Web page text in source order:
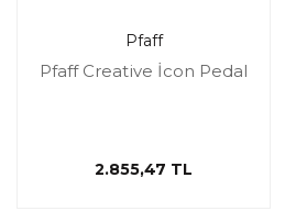
Pfaff
Pfaff Creative İcon Pedal
2.855,47 TL